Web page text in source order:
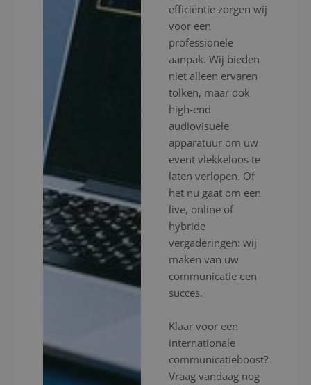
efficiëntie zorgen wij
voor een
professionele
aanpak. Wij bieden
niet alleen ervaren
tolken, maar ook
high-end
audiovisuele
apparatuur om uw
event vlekkeloos te
laten verlopen. Of
het nu gaat om een
live, online of
hybride
vergaderingen: wij
maken van uw
communicatie een
succes.
Klaar voor een
internationale
communicatieboost?
Vraag vandaag nog